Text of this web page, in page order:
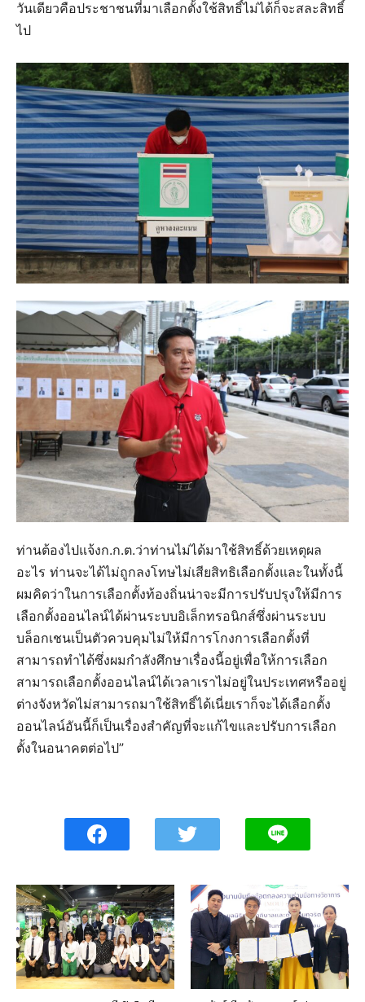
วันเดียวคือประชาชนที่มาเลือกตั้งใช้สิทธิ์​ไม่ได้ก็จะสละสิทธิ์​
ไป
ท่านต้องไปแจ้ง​ก.ก.ต.​ว่าท่านไม่ได้มาใช้สิทธิ์​ด้วยเหตุผล
อะไร ท่านจะได้ไม่ถูกลงโทษ​ไม่เสียสิทธิ​เลือกตั้งและในทั้งนี้
ผมคิดว่าในการเลือกตั้งท้องถิ่นน่าจะมีการปรับปรุงให้มีการ
เลือกตั้งออนไลน์​ได้ผ่านระบบอิเล็กทรอนิกส์​ซึ่งผ่านระบบ
บล็อกเชนเป็นตัวควบคุมไม่ให้มีการโกงการเลือกตั้งที่
สามารถทำได้ซึ่งผมกำลังศึก​ษาเรื่องนี้อยู่เพื่อให้การเลือก
สามารถเลือกตั้งออนไลน์​ได้เวลาเราไม่อยู่ในประเทศ​หรืออยู่
ต่างจังหวัดไม่สามารถ​มาใช้สิทธิ์​ได้เนี่ยเราก็จะได้เลือกตั้ง
ออนไลน์​อันนี้ก็เป็นเรื่องสำคัญที่จะแก้ไขและปรับการเลือก
ตั้งในอนาคต​ต่อไป”